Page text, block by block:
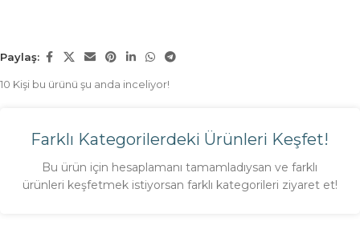
Paylaş:
10 Kişi bu ürünü şu anda inceliyor!
Farklı Kategorilerdeki Ürünleri Keşfet!
Bu ürün için hesaplamanı tamamladıysan ve farklı
ürünleri keşfetmek istiyorsan farklı kategorileri ziyaret et!